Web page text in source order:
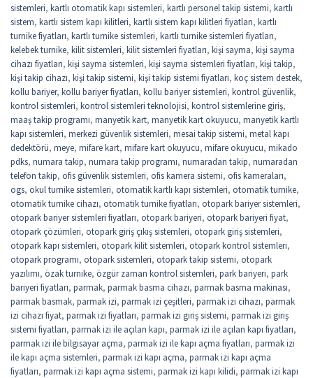
sistemleri, kartlı otomatik kapı sistemleri, kartlı personel takip sistemi, kartlı
sistem, kartlı sistem kapı kilitleri, kartlı sistem kapı kilitleri fiyatları, kartlı
turnike fiyatları, kartlı turnike sistemleri, kartlı turnike sistemleri fiyatları,
kelebek turnike, kilit sistemleri, kilit sistemleri fiyatları, kişi sayma, kişi sayma
cihazı fiyatları, kişi sayma sistemleri, kişi sayma sistemleri fiyatları, kişi takip,
kişi takip cihazı, kişi takip sistemi, kişi takip sistemi fiyatları, koç sistem destek,
kollu bariyer, kollu bariyer fiyatları, kollu bariyer sistemleri, kontrol güvenlik,
kontrol sistemleri, kontrol sistemleri teknolojisi, kontrol sistemlerine giriş,
maaş takip programı, manyetik kart, manyetik kart okuyucu, manyetik kartlı
kapı sistemleri, merkezi güvenlik sistemleri, mesai takip sistemi, metal kapı
dedektörü, meye, mifare kart, mifare kart okuyucu, mifare okuyucu, mikado
pdks, numara takip, numara takip programı, numaradan takip, numaradan
telefon takip, ofis güvenlik sistemleri, ofis kamera sistemi, ofis kameraları,
ogs, okul turnike sistemleri, otomatik kartlı kapı sistemleri, otomatik turnike,
otomatik turnike cihazı, otomatik turnike fiyatları, otopark bariyer sistemleri,
otopark bariyer sistemleri fiyatları, otopark bariyeri, otopark bariyeri fiyat,
otopark çözümleri, otopark giriş çıkış sistemleri, otopark giriş sistemleri,
otopark kapı sistemleri, otopark kilit sistemleri, otopark kontrol sistemleri,
otopark programı, otopark sistemleri, otopark takip sistemi, otopark
yazılımı, özak turnike, özgür zaman kontrol sistemleri, park bariyeri, park
bariyeri fiyatları, parmak, parmak basma cihazı, parmak basma makinası,
parmak basmak, parmak izi, parmak izi çeşitleri, parmak izi cihazı, parmak
izi cihazı fiyat, parmak izi fiyatları, parmak izi giriş sistemi, parmak izi giriş
sistemi fiyatları, parmak izi ile açılan kapı, parmak izi ile açılan kapı fiyatları,
parmak izi ile bilgisayar açma, parmak izi ile kapı açma fiyatları, parmak izi
ile kapı açma sistemleri, parmak izi kapı açma, parmak izi kapı açma
fiyatları, parmak izi kapı açma sistemi, parmak izi kapı kilidi, parmak izi kapı